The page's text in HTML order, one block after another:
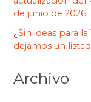
de junio de 2026.
¿Sin ideas para
dejamos un
Archivo